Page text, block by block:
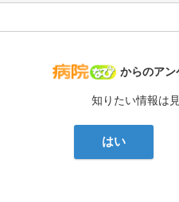
病院なび
からのアン
知りたい情報は
はい